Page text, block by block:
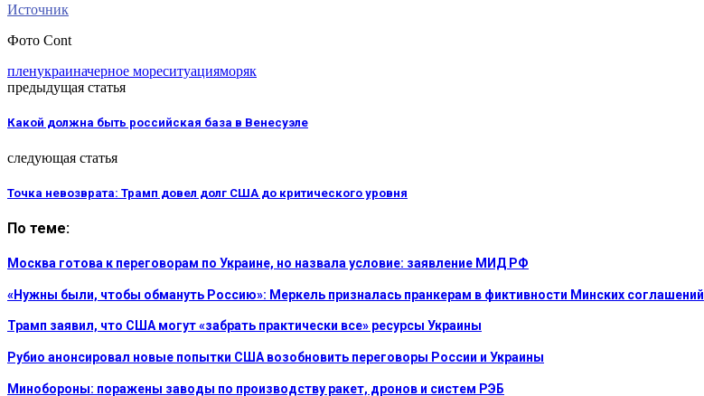
Источник
Фото Cont
пленукраиначерное мореситуацияморяк
предыдущая статья
Какой должна быть российская база в Венесуэле
следующая статья
Точка невозврата: Трамп довел долг США до критического уровня
По теме:
Москва готова к переговорам по Украине, но назвала условие: заявление МИД РФ
«Нужны были, чтобы обмануть Россию»: Меркель призналась пранкерам в фиктивности Минских соглашений
Трамп заявил, что США могут «забрать практически все» ресурсы Украины
Рубио анонсировал новые попытки США возобновить переговоры России и Украины
Минобороны: поражены заводы по производству ракет, дронов и систем РЭБ